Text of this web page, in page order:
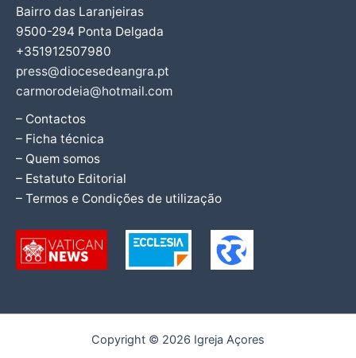
Bairro das Laranjeiras
9500-294 Ponta Delgada
+351912507980
press@diocesedeangra.pt
carmorodeia@hotmail.com
– Contactos
– Ficha técnica
– Quem somos
– Estatuto Editorial
– Termos e Condições de utilização
Copyright © 2026 Igreja Açores